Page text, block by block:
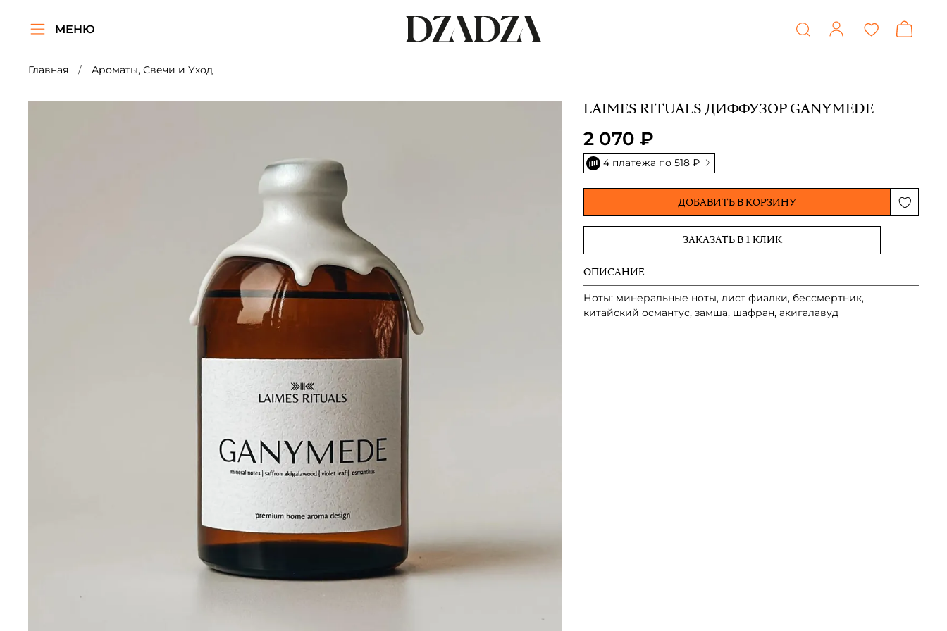
МЕНЮ
Главная Ароматы, Свечи и Уход
LAIMES RITUALS ДИФФУЗОР GANYMEDE
2 070 ₽
4 платежа по518 ₽
ДОБАВИТЬ В КОРЗИНУ
ЗАКАЗАТЬ В 1 КЛИК
ОПИСАНИЕ
Ноты: минеральные ноты, лист фиалки, бессмертник,
китайский османтус, замша, шафран, акигалавуд